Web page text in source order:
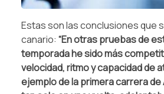
Estas son las conclusiones que
canario: “En otras pruebas de
temporada he sido más
velocidad, ritmo y capacidad de
ejemplo de la primera carrera de